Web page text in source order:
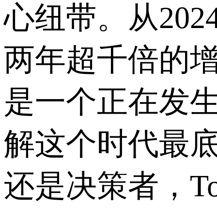
心纽带。从
两年超千倍的
是一个正在发
解这个时代最
还是决策者，